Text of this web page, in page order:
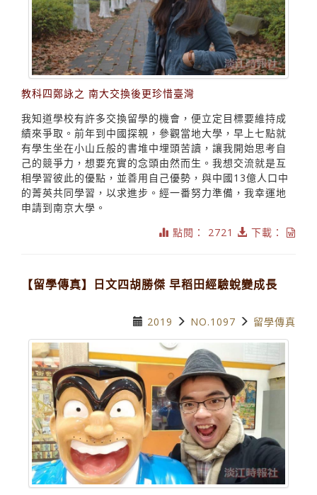
教科四鄭詠之 南大交換後更珍惜臺灣
我知道學校有許多交換留學的機會，便立定目標要維持成
績來爭取。前年到中國探親，參觀當地大學，早上七點就
有學生坐在小山丘般的書堆中埋頭苦讀，讓我開始思考自
己的競爭力，想要充實的念頭由然而生。我想交流就是互
相學習彼此的優點，並善用自己優勢，與中國13億人口中
的菁英共同學習，以求進步。經一番努力準備，我幸運地
申請到南京大學。
點閱： 2721
下載：
【留學傳真】日文四胡勝傑 早稻田經驗蛻變成長
2019 NO.1097 留學傳真